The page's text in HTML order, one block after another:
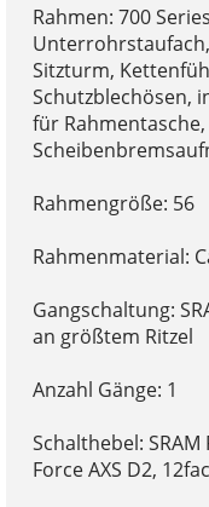
Rahmen: 700
Sitzturm,
Schutzblechösen,
für
Rahmengröße: 56
Rahmenmaterial:
Gangschaltung:
an größtem Ritzel
Anzahl Gänge: 1
Schalthebel: SRAM
Force AXS D2,